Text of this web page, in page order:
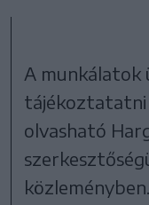
A munkálatok
tájékoztatatni
olvasható
közleményben.